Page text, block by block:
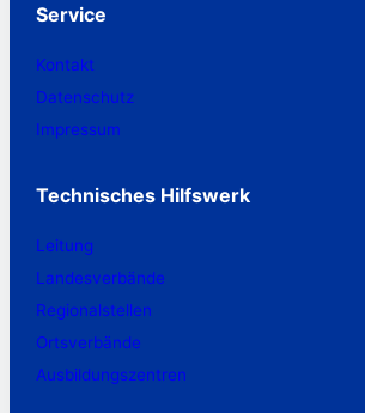
Service
Kontakt
Datenschutz
Impressum
Technisches Hilfswerk
Leitung
Landesverbände
Regionalstellen
Ortsverbände
Ausbildungszentren